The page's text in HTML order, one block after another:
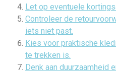
Let op eventuele
Controleer de
iets niet past.
Kies voor praktische
te trekken is.
Denk aan duurzaamheid